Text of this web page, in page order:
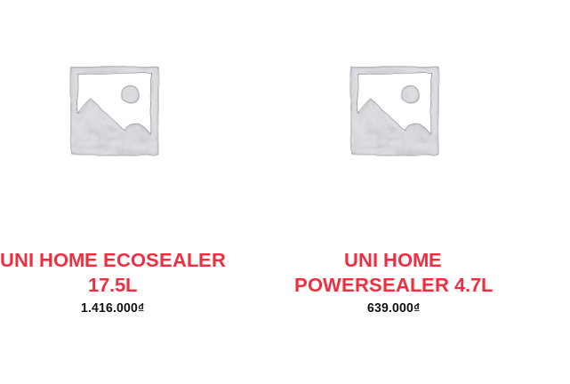
UNI HOME ECOSEALER
17.5L
1.416.000₫
UNI HOME
POWERSEALER 4.7L
639.000₫